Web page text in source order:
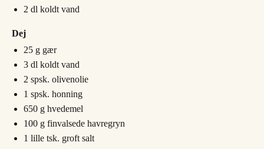
2 dl koldt vand
Dej
25 g gær
3 dl koldt vand
2 spsk. olivenolie
1 spsk. honning
650 g hvedemel
100 g finvalsede havregryn
1 lille tsk. groft salt